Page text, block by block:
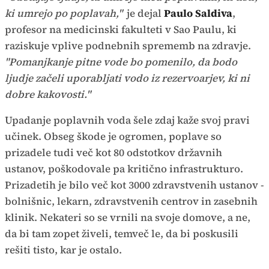
ki umrejo po poplavah," je dejal Paulo Saldiva,
profesor na medicinski fakulteti v Sao Paulu, ki
raziskuje vplive podnebnih sprememb na zdravje.
"Pomanjkanje pitne vode bo pomenilo, da bodo
ljudje začeli uporabljati vodo iz rezervoarjev, ki ni
dobre kakovosti."
Upadanje poplavnih voda šele zdaj kaže svoj pravi
učinek. Obseg škode je ogromen, poplave so
prizadele tudi več kot 80 odstotkov državnih
ustanov, poškodovale pa kritično infrastrukturo.
Prizadetih je bilo več kot 3000 zdravstvenih ustanov -
bolnišnic, lekarn, zdravstvenih centrov in zasebnih
klinik. Nekateri so se vrnili na svoje domove, a ne,
da bi tam zopet živeli, temveč le, da bi poskusili
rešiti tisto, kar je ostalo.